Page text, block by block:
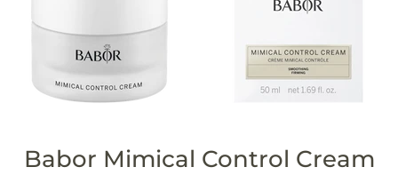
Babor Mimical Control Cream